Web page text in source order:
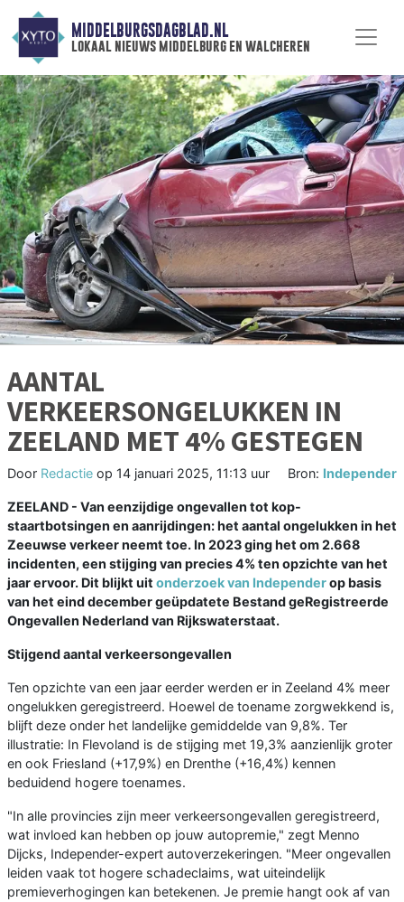
MIDDELBURGSDAGBLAD.NL
lokaal nieuws middelburg en walcheren
AANTAL
VERKEERSONGELUKKEN IN
ZEELAND MET 4% GESTEGEN
Door Redactie op 14 januari 2025, 11:13 uur Bron: Independer
ZEELAND - Van eenzijdige ongevallen tot kop-
staartbotsingen en aanrijdingen: het aantal ongelukken in het
Zeeuwse verkeer neemt toe. In 2023 ging het om 2.668
incidenten, een stijging van precies 4% ten opzichte van het
jaar ervoor. Dit blijkt uit onderzoek van Independerop basis
van het eind december geüpdatete Bestand geRegistreerde
Ongevallen Nederland van Rijkswaterstaat.
Stijgend aantal verkeersongevallen
Ten opzichte van een jaar eerder werden er in Zeeland 4% meer
ongelukken geregistreerd. Hoewel de toename zorgwekkend is,
blijft deze onder het landelijke gemiddelde van 9,8%. Ter
illustratie: In Flevoland is de stijging met 19,3% aanzienlijk groter
en ook Friesland (+17,9%) en Drenthe (+16,4%) kennen
beduidend hogere toenames.
"In alle provincies zijn meer verkeersongevallen geregistreerd,
wat invloed kan hebben op jouw autopremie," zegt Menno
Dijcks, Independer-expert autoverzekeringen. "Meer ongevallen
leiden vaak tot hogere schadeclaims, wat uiteindelijk
premieverhogingen kan betekenen. Je premie hangt ook af van